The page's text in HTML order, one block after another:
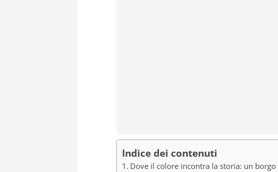
Indice dei contenuti
Dove il colore incontra la storia: un